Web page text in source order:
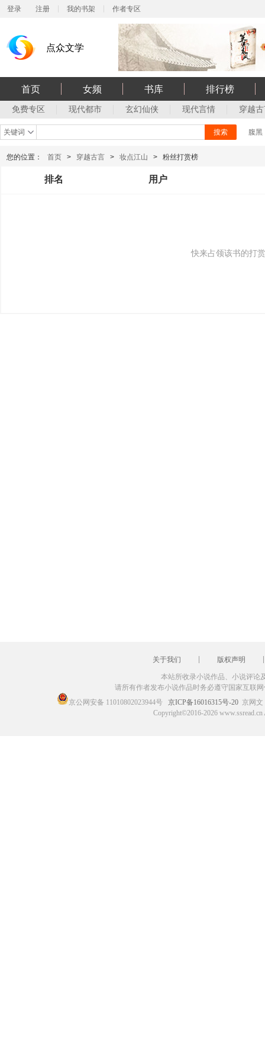
登录 注册 我的书架 作者专区
点众文学
首页 女频 书库 排行榜
免费专区 现代都市 玄幻仙侠 现代言情 穿越
关键词 搜索 腹黑
您的位置： 首页 > 穿越古言 > 妆点江山 > 粉丝打赏榜
排名 用户
快来占领该书的打
关于我们 版权声明
本站所收录小说作品、小说评论
请所有作者发布小说作品时务必遵守国家互联
京公网安备 11010802023944号
京ICP备16016315号-20 京网文
Copyright©2016-2026